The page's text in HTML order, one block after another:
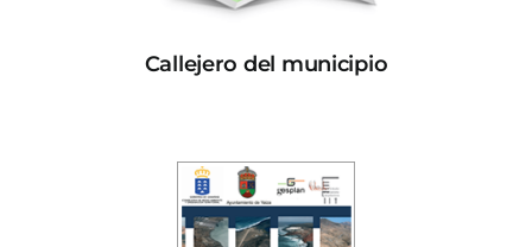
Callejero del municipio